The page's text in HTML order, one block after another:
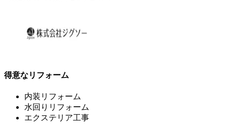
得意なリフォーム
内装リフォーム
水回りリフォーム
エクステリア工事